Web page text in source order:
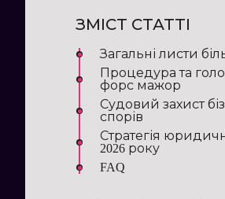
ЗМІСТ СТАТТІ
Загальні листи
Процедура та
форс мажор
Судовий захист
спорів
Стратегія
2026 року
FAQ